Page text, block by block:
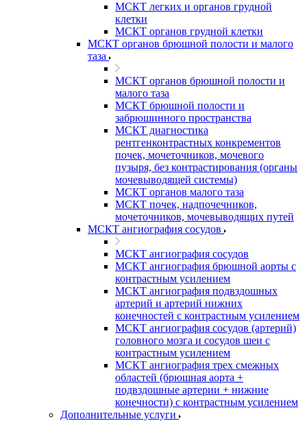
МСКТ легких и органов грудной
клетки
МСКТ органов грудной клетки
МСКТ органов брюшной полости и малого
таза
МСКТ органов брюшной полости и
малого таза
МСКТ брюшной полости и
забрюшинного пространства
МСКТ диагностика
рентгенконтрастных конкрементов
почек, мочеточников, мочевого
пузыря, без контрастирования (органы
мочевыводящей системы)
МСКТ органов малого таза
МСКТ почек, надпочечников,
мочеточников, мочевыводящих путей
МСКТ ангиография сосудов
МСКТ ангиография сосудов
МСКТ ангиография брюшной аорты с
контрастным усилением
МСКТ ангиография подвздошных
артерий и артерий нижних
конечностей с контрастным усилением
МСКТ ангиография сосудов (артерий)
головного мозга и сосудов шеи с
контрастным усилением
МСКТ ангиография трех смежных
областей (брюшная аорта +
подвздошные артерии + нижние
конечности) с контрастным усилением
Дополнительные услуги